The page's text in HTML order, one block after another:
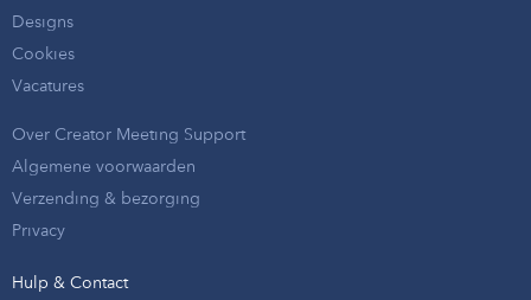
Designs
Cookies
Vacatures
Over Creator Meeting Support
Algemene voorwaarden
Verzending & bezorging
Privacy
Hulp & Contact